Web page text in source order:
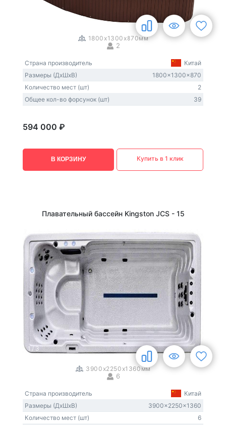
1800x1300x870мм
2
Страна производитель
Китай
Размеры (ДxШxВ)
1800x1300x870
Количество мест (шт)
2
Общее кол-во форсунок (шт)
39
594 000 ₽
В КОРЗИНУ Купить в 1 клик
Плавательный бассейн Kingston JCS - 15
1/3
3900x2250x1360мм
6
Страна производитель
Китай
Размеры (ДxШxВ)
3900x2250x1360
Количество мест (шт)
6